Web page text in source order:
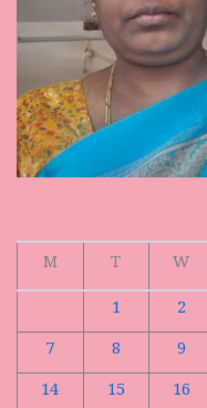
M
T W
1
2
7
8 9
14
15 16